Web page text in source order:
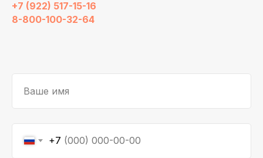
+7 (922) 517-15-16
8-800-100-32-64
Ваше имя
+7